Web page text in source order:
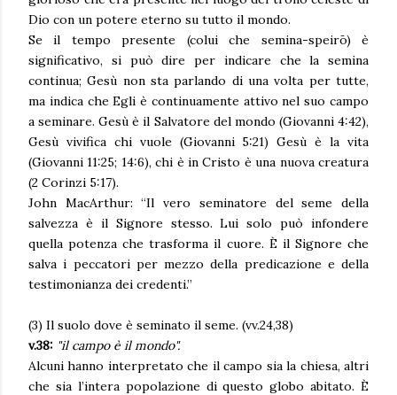
Dio con un potere eterno su tutto il mondo.
Se il tempo presente (colui che semina-speirō) è
significativo, si può dire per indicare che la semina
continua; Gesù non sta parlando di una volta per tutte,
ma indica che Egli è continuamente attivo nel suo campo
a seminare. Gesù è il Salvatore del mondo (Giovanni 4:42),
Gesù vivifica chi vuole (Giovanni 5:21) Gesù è la vita
(Giovanni 11:25; 14:6), chi è in Cristo è una nuova creatura
(2 Corinzi 5:17).
John MacArthur: “Il vero seminatore del seme della
salvezza è il Signore stesso. Lui solo può infondere
quella potenza che trasforma il cuore. È il Signore che
salva i peccatori per mezzo della predicazione e della
testimonianza dei credenti.”
(3) Il suolo dove è seminato il seme. (vv.24,38)
v.38: "il campo è il mondo".
Alcuni hanno interpretato che il campo sia la chiesa, altri
che sia l’intera popolazione di questo globo abitato. È